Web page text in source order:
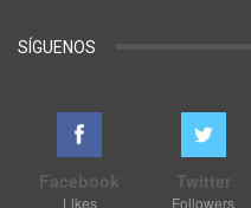
SÍGUENOS
Facebook
Likes
Twitter
Followers